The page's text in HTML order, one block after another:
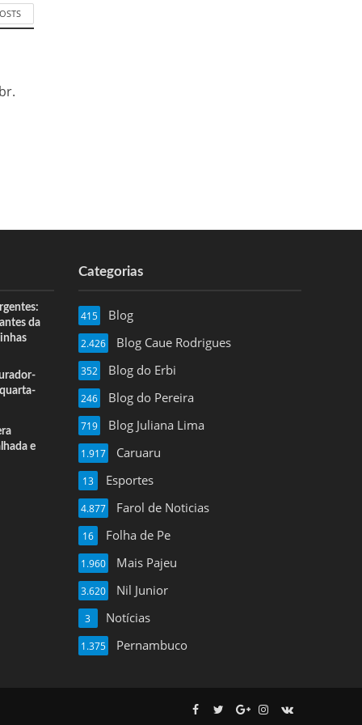
da
e
Categorias
Blog
415
Blog Caue Rodrigues
2.426
Blog do Erbi
352
Blog do Pereira
246
Blog Juliana Lima
719
Caruaru
1.917
Esportes
13
Farol de Noticias
4.877
Folha de Pe
16
Mais Pajeu
1.960
Nil Junior
3.620
Notícias
3
Pernambuco
1.375